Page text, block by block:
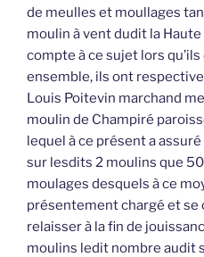
de meulles et moullages
moulin à vent dudit la
compte à ce sujet lors
ensemble, ils ont
Louis Poitevin marchand
moulin de Champiré
lequel à ce présent a assuré
sur lesdits 2 moulins que
moulages desquels à ce
présentement chargé et se
relaisser à la fin de
moulins ledit nombre audit